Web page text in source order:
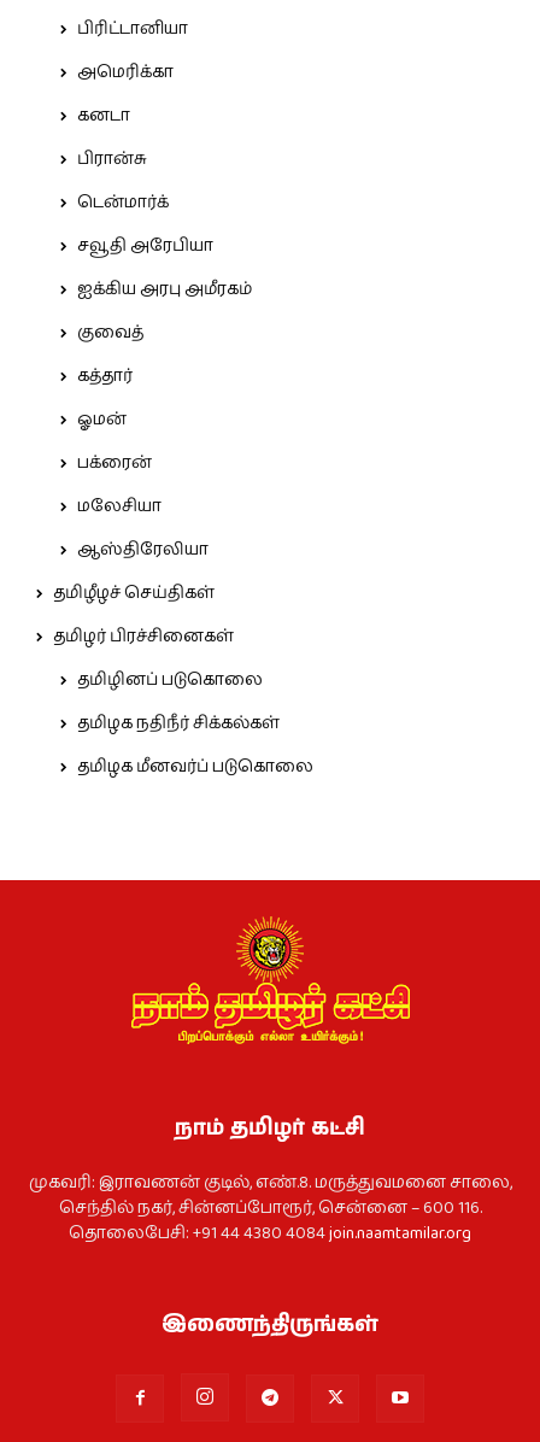
பிரிட்டானியா
அமெரிக்கா
கனடா
பிரான்சு
டென்மார்க்
சவூதி அரேபியா
ஐக்கிய அரபு அமீரகம்
குவைத்
கத்தார்
ஓமன்
பக்ரைன்
மலேசியா
ஆஸ்திரேலியா
தமிழீழச் செய்திகள்
தமிழர் பிரச்சினைகள்
தமிழினப் படுகொலை
தமிழக நதிநீர் சிக்கல்கள்
தமிழக மீனவர்ப் படுகொலை
நாம் தமிழர் கட்சி
முகவரி: இராவணன் குடில், எண்.8. மருத்துவமனை சாலை,
செந்தில் நகர், சின்னப்போரூர், சென்னை – 600 116.
தொலைபேசி: +91 44 4380 4084join.naamtamilar.org
இணைந்திருங்கள்